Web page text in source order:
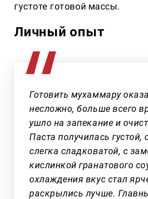
густоте готовой массы.
Личный опыт
Готовить мухаммару
несложно, больше всего
ушло на запекание и
Паста получилась густой,
слегка сладковатой, с
кислинкой гранатового
охлаждения вкус стал
раскрылись лучше.